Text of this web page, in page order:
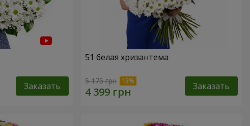
Заказать
51 белая хризантема
5 175 грн Заказать